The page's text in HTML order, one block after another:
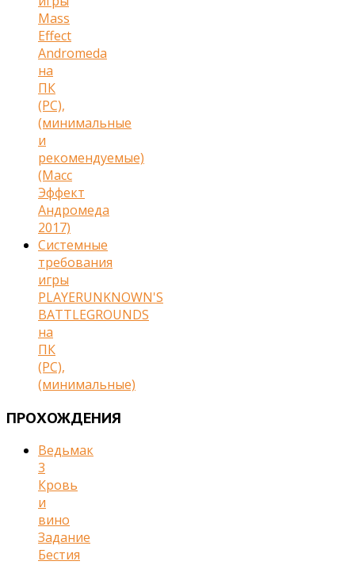
Mass
Effect
Andromeda
на
ПК
(PC),
(минимальные
и
рекомендуемые)
(Масс
Эффект
Андромеда
2017)
Cистемные
требования
игры
PLAYERUNKNOWN'S
BATTLEGROUNDS
на
ПК
(PC),
(минимальные)
ПРОХОЖДЕНИЯ
Ведьмак
3
Кровь
и
вино
Задание
Бестия